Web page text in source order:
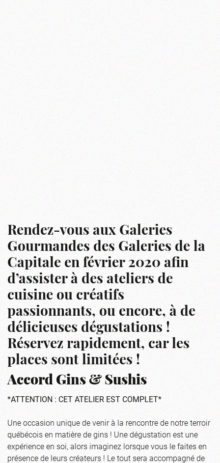
Rendez-vous aux Galeries
Gourmandes des Galeries de la
Capitale en février 2020 afin
d’assister à des ateliers de
cuisine ou créatifs
passionnants, ou encore, à de
délicieuses dégustations !
Réservez rapidement, car les
places sont limitées !
Accord Gins & Sushis
*ATTENTION : CET ATELIER EST COMPLET*
Une occasion unique de venir à la rencontre de notre terroir
québécois en matière de gins ! Une dégustation est une
expérience en soi, alors imaginez lorsque vous le faites en
présence de leurs créateurs ! Le tout sera accompagné de